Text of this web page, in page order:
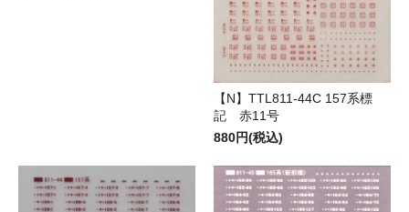
【N】TTL811-44C 157系標
記 赤11号
880円(税込)